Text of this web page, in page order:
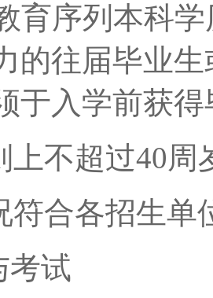
育序列本科
的往届毕业
于入学前获
上不超过40周
符合各招生单
考试